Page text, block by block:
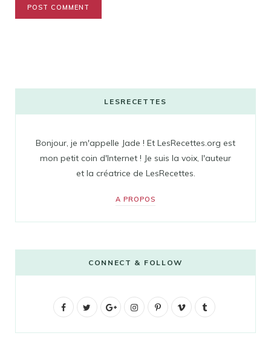
LESRECETTES
Bonjour, je m'appelle Jade ! Et LesRecettes.org est
mon petit coin d'Internet ! Je suis la voix, l'auteur
et la créatrice de LesRecettes.
A PROPOS
CONNECT & FOLLOW
F
G
I
P
V